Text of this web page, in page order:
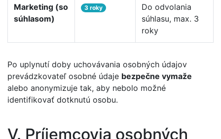
Marketing (so
súhlasom)
3 roky
Do odvolania
súhlasu, max. 3
roky
Po uplynutí doby uchovávania osobných údajov
prevádzkovateľ osobné údaje bezpečne vymaže
alebo anonymizuje tak, aby nebolo možné
identifikovať dotknutú osobu.
V. Príjemcovia osobných